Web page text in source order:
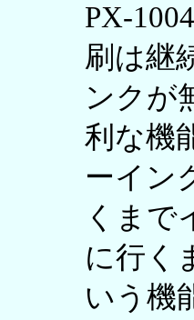
PX-
刷は継
ンクが
利な機
ーイン
くまで
に行く
いう機